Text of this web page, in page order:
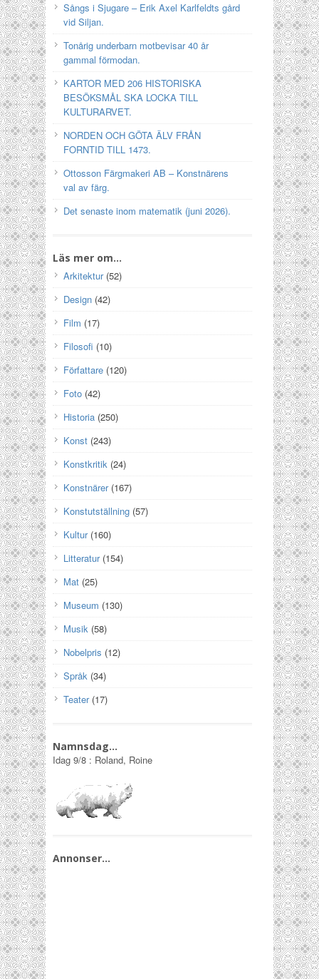
Sångs i Sjugare – Erik Axel Karlfeldts gård
vid Siljan.
Tonårig underbarn motbevisar 40 år
gammal förmodan.
KARTOR MED 206 HISTORISKA
BESÖKSMÅL SKA LOCKA TILL
KULTURARVET.
NORDEN OCH GÖTA ÄLV FRÅN
FORNTID TILL 1473.
Ottosson Färgmakeri AB – Konstnärens
val av färg.
Det senaste inom matematik (juni 2026).
Läs mer om…
Arkitektur(52)
Design (42)
Film (17)
Filosofi (10)
Författare (120)
Foto (42)
Historia (250)
Konst (243)
Konstkritik (24)
Konstnärer(167)
Konstutställning (57)
Kultur(160)
Litteratur(154)
Mat (25)
Museum (130)
Musik (58)
Nobelpris (12)
Språk (34)
Teater(17)
Namnsdag…
Idag 9/8 : Roland, Roine
Annonser…